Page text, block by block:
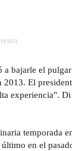
bajarle el pulgar
2013. El
experiencia".
temporada
en el